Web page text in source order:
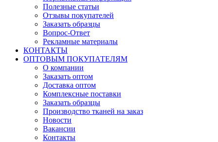
Полезные статьи
Отзывы покупателей
Заказать образцы
Вопрос-Ответ
Рекламные материалы
КОНТАКТЫ
ОПТОВЫМ ПОКУПАТЕЛЯМ
О компании
Заказать оптом
Доставка оптом
Комплексные поставки
Заказать образцы
Производство тканей на заказ
Новости
Вакансии
Контакты